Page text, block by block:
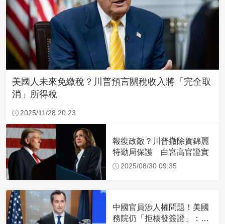
美國人未來免繳稅？川普預言關稅收入將「完全取
消」所得稅
2025/11/28 20:23
報復政敵？川普撤除賀錦麗
特勤局保護 白宮高官證實
2025/08/30 09:35
中國官員涉人權問題！美國
務院仍「拒核發簽證」：追